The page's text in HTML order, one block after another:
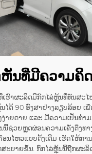
ຫັນທີ່ມີຄວາມຄິ
ເຮົາຜະລິດມີກົກໄລ່ຫຼຸ້ນທີ່ທັນສະ
ໄດ້ 90 ອົງສາຢ່າງລຽບລ້ອຍ ເ
ງ່າຍດາຍ ແລະ ມີຄວາມເປັນທຳ
ນີ້ຊ່ວຍຫຼຸດຜ່ອນຄວາມເຄັ່ງຕຶງທ
ອນໄຫວແບບດັ້ງເດີມ ເຮັດໃຫ້ກາ
ະບາຍຂຶ້ນ. ກົກໄລ່ຫຼຸ້ນນີ້ຖືກຜະລິ